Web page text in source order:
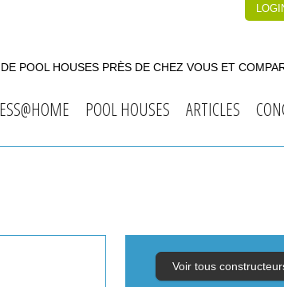
POOL HOUSES PRÈS DE CHEZ VOUS ET
POOL HOUSES ARTICLES
Voir tous